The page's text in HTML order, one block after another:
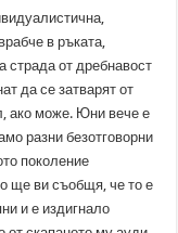
в ръката,
страда от дребнавост
да се затварят от
ако може. Юни вече е
разни безотговорни
поколение
ще ви съобщя, че то е
и е издигнало